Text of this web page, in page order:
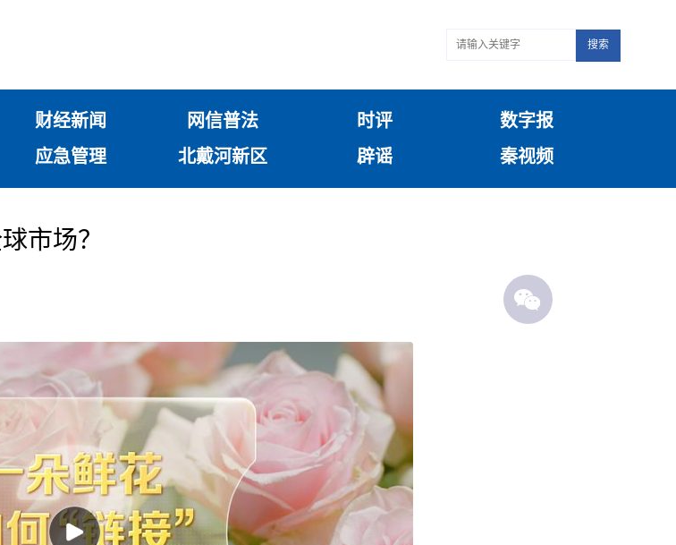
搜索
财经新闻 网信普法 时评
数字报
应急管理 北戴河新区 辟谣 秦视频
市场？